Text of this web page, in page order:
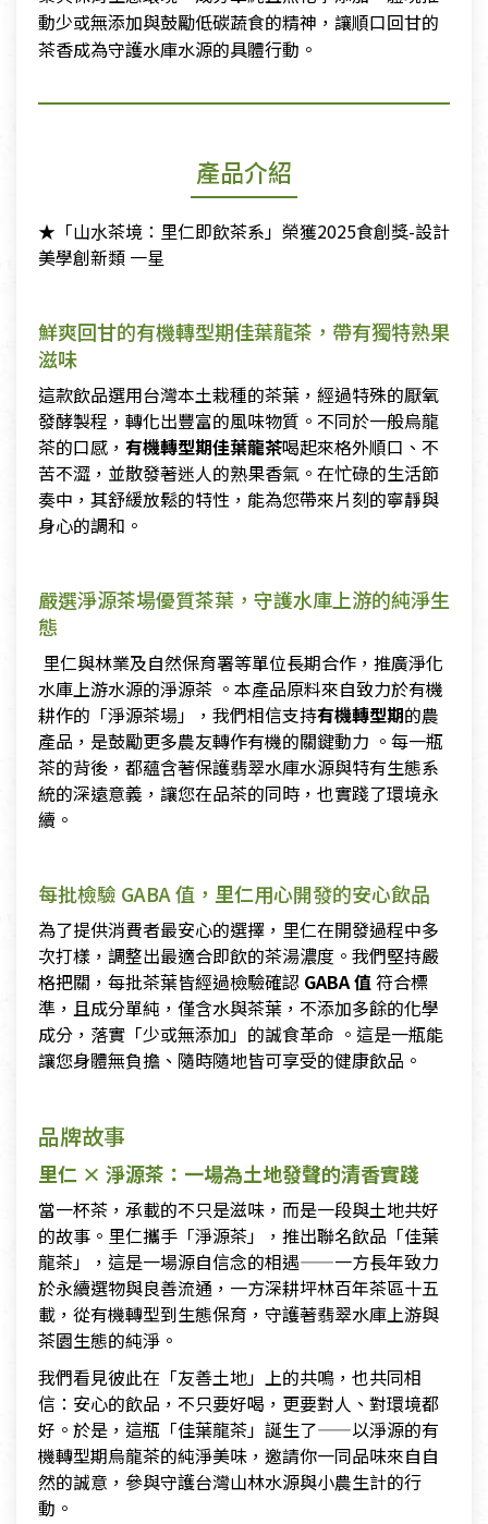
動少或無添加與鼓勵低碳蔬食的精神，讓順口回甘的
茶香成為守護水庫水源的具體行動。
產品介紹
★「山⽔茶境：里仁即飲茶系」榮獲2025食創獎-設計
美學創新類 一星
鮮爽回甘的有機轉型期佳葉龍茶，帶有獨特熟果
滋味
這款飲品選用台灣本土栽種的茶葉，經過特殊的厭氧
發酵製程，轉化出豐富的風味物質。不同於一般烏龍
茶的口感， 有機轉型期佳葉龍茶喝起來格外順口、不
苦不澀，並散發著迷人的熟果香氣。在忙碌的生活節
奏中，其舒緩放鬆的特性，能為您帶來片刻的寧靜與
身心的調和。
嚴選淨源茶場優質茶葉，守護水庫上游的純淨生
態
里仁與林業及自然保育署等單位長期合作，推廣淨化
水庫上游水源的淨源茶 。本產品原料來自致力於有機
耕作的「淨源茶場」，我們相信支持有機轉型期的農
產品，是鼓勵更多農友轉作有機的關鍵動力 。每一瓶
茶的背後，都蘊含著保護翡翠水庫水源與特有生態系
統的深遠意義，讓您在品茶的同時，也實踐了環境永
續。
每批檢驗 GABA 值，里仁用心開發的安心飲品
為了提供消費者最安心的選擇，里仁在開發過程中多
次打樣，調整出最適合即飲的茶湯濃度。我們堅持嚴
格把關，每批茶葉皆經過檢驗確認 GABA 值符合標
準，且成分單純，僅含水與茶葉，不添加多餘的化學
成分，落實「少或無添加」的誠食革命 。這是一瓶能
讓您身體無負擔、隨時隨地皆可享受的健康飲品。
品牌故事
里仁 × 淨源茶：一場為土地發聲的清香實踐
當一杯茶，承載的不只是滋味，而是一段與土地共好
的故事。里仁攜手「淨源茶」，推出聯名飲品「佳葉
龍茶」，這是一場源自信念的相遇——一方長年致力
於永續選物與良善流通，一方深耕坪林百年茶區十五
載，從有機轉型到生態保育，守護著翡翠水庫上游與
茶園生態的純淨。
我們看見彼此在「友善土地」上的共鳴，也共同相
信：安心的飲品，不只要好喝，更要對人、對環境都
好。於是，這瓶「佳葉龍茶」誕生了——以淨源的有
機轉型期烏龍茶的純淨美味，邀請你一同品味來自自
然的誠意，參與守護台灣山林水源與小農生計的行
動。